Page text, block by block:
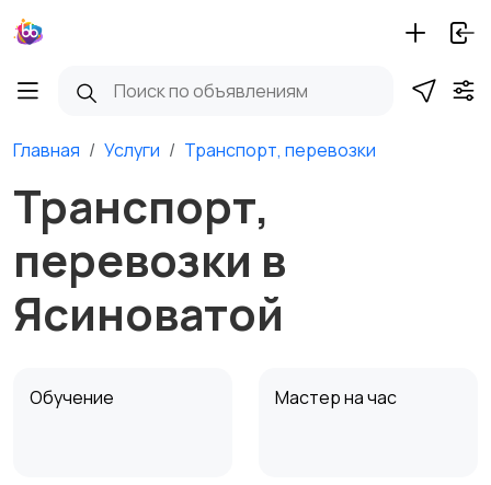
Главная Услуги Транспорт, перевозки
Транспорт,
перевозки в
Ясиноватой
Обучение Мастер на час